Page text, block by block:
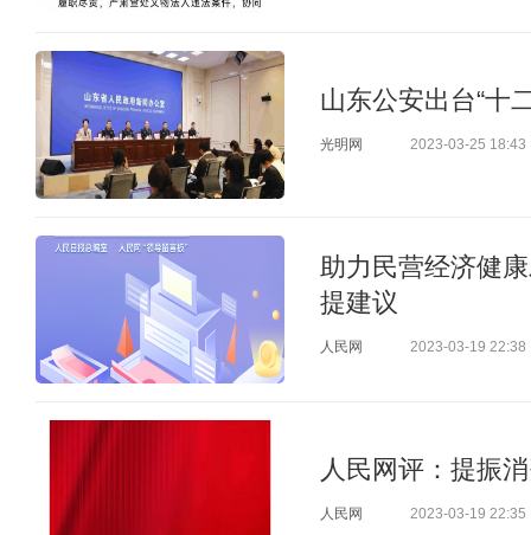
山东公安出台“十
光明网 2023-03-25 18:43
助力民营经济健
提建议
人民网 2023-03-19 22:38
人民网评：提振
人民网 2023-03-19 22:35